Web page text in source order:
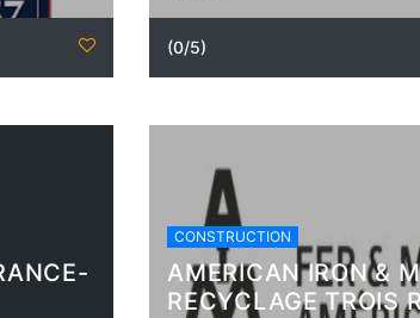
(0/5)
CONSTRUCTION
AMERICAN IRON &
RECYCLAGE TROIS